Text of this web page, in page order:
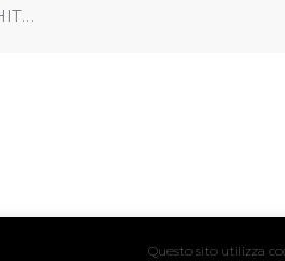
/ Vat. IT04411160239Questo sito utilizza